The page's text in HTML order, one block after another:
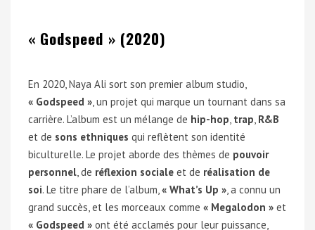
« Godspeed » (2020)
En 2020, Naya Ali sort son premier album studio,
« Godspeed », un projet qui marque un tournant dans sa
carrière. L’album est un mélange de hip-hop, trap, R&B
et de sons ethniques qui reflètent son identité
biculturelle. Le projet aborde des thèmes de pouvoir
personnel, de réflexion sociale et de réalisation de
soi. Le titre phare de l’album,« What’s Up », a connu un
grand succès, et les morceaux comme « Megalodon » et
« Godspeed » ont été acclamés pour leur puissance,